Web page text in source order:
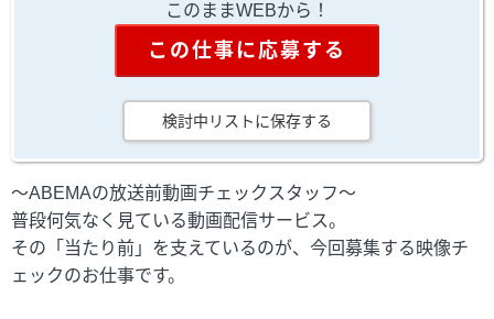
このままWEBから！
この仕事に応募する
検討中リストに保存する
～ABEMAの放送前動画チェックスタッフ～
普段何気なく見ている動画配信サービス。
その「当たり前」を支えているのが、今回募集する映像チ
ェックのお仕事です。